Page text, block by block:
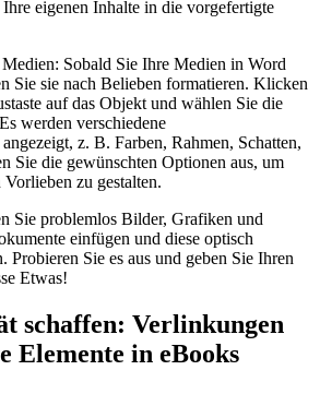
eigenen⁣ Inhalte in die vorgefertigte
Sobald Sie Ihre Medien in Word
Sie ⁤sie nach Belieben formatieren. Klicken
auf das Objekt und wählen Sie die⁢
werden verschiedene
z. B. Farben, Rahmen, Schatten,
Sie die gewünschten Optionen aus, um
zu gestalten.
Sie problemlos Bilder, Grafiken und
einfügen und diese optisch
Probieren Sie‌ es aus und geben Sie Ihren
Etwas!
schaffen: Verlinkungen
Elemente in eBooks